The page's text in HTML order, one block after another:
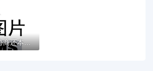
网贷高炮如何协商还本金？过来人分享实用技...